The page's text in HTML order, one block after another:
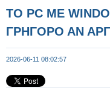
TO PC ME
ΓΡΗΓΟΡΟ ΑΝ
2026-06-11 08:02:57